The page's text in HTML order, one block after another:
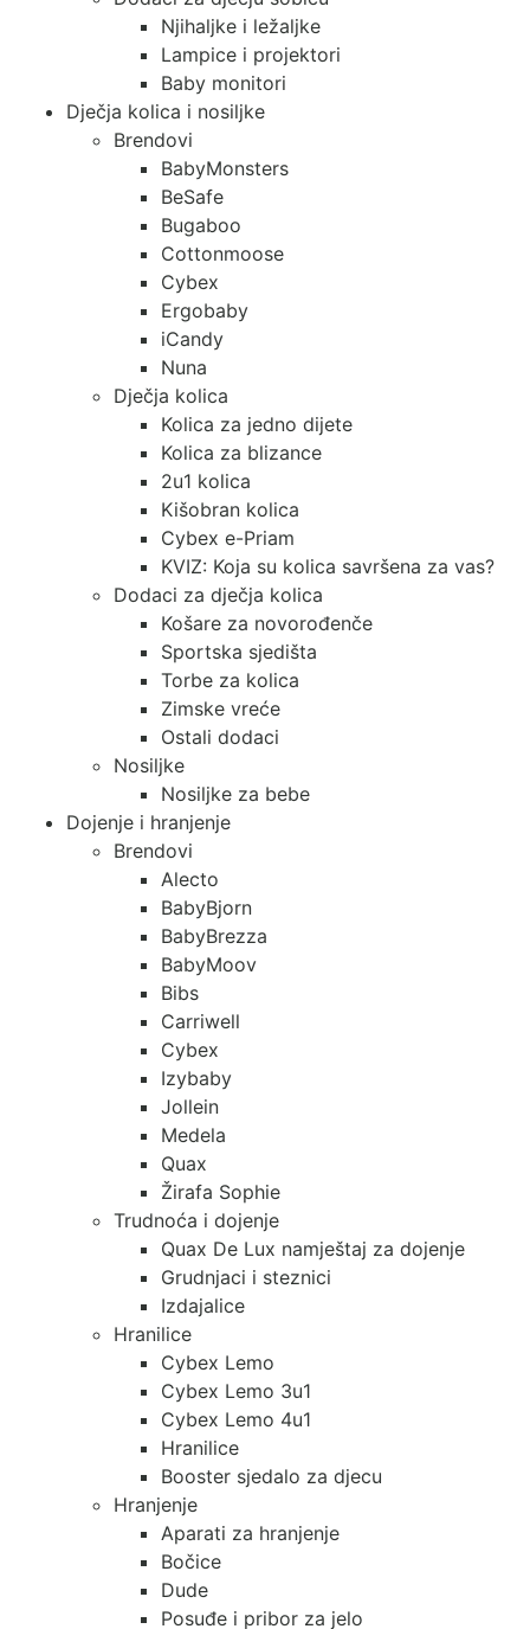
Njihaljke i ležaljke
Lampice i projektori
Baby monitori
Dječja kolica i nosiljke
Brendovi
BabyMonsters
BeSafe
Bugaboo
Cottonmoose
Cybex
Ergobaby
iCandy
Nuna
Dječja kolica
Kolica za jedno dijete
Kolica za blizance
2u1 kolica
Kišobran kolica
Cybex e-Priam
KVIZ: Koja su kolica savršena za vas?
Dodaci za dječja kolica
Košare za novorođenče
Sportska sjedišta
Torbe za kolica
Zimske vreće
Ostali dodaci
Nosiljke
Nosiljke za bebe
Dojenje i hranjenje
Brendovi
Alecto
BabyBjorn
BabyBrezza
BabyMoov
Bibs
Carriwell
Cybex
Izybaby
Jollein
Medela
Quax
Žirafa Sophie
Trudnoća i dojenje
Quax De Lux namještaj za dojenje
Grudnjaci i steznici
Izdajalice
Hranilice
Cybex Lemo
Cybex Lemo 3u1
Cybex Lemo 4u1
Hranilice
Booster sjedalo za djecu
Hranjenje
Aparati za hranjenje
Bočice
Dude
Posuđe i pribor za jelo